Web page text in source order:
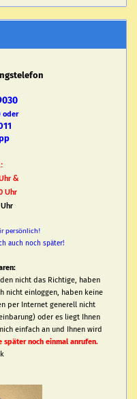
oder
&
Uhr
persönlich!
auch noch später!
nicht das Richtige, haben
nicht einloggen, haben keine
per Internet generell nicht
oder es liegt Ihnen
einfach an und Ihnen wird
später noch einmal anrufen.